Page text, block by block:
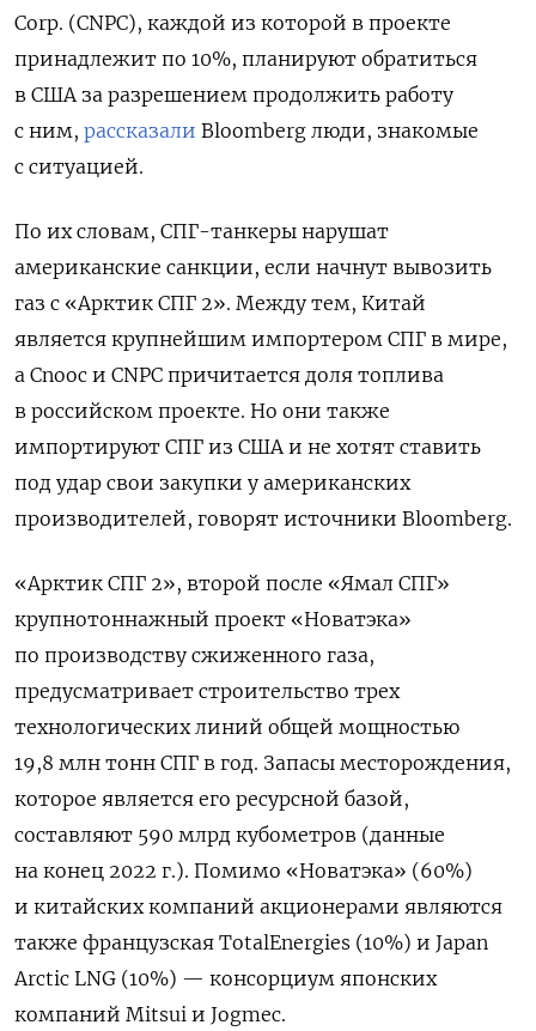
Corp. (CNPC), каждой из которой в проекте
принадлежит по 10%, планируют обратиться
в США за разрешением продолжить работу
с ним, рассказали Bloomberg люди, знакомые
с ситуацией.
По их словам, СПГ-танкеры нарушат
американские санкции, если начнут вывозить
газ с «Арктик СПГ 2». Между тем, Китай
является крупнейшим импортером СПГ в мире,
а Cnooc и CNPC причитается доля топлива
в российском проекте. Но они также
импортируют СПГ из США и не хотят ставить
под удар свои закупки у американских
производителей, говорят источники Bloomberg.
«Арктик СПГ 2», второй после «Ямал СПГ»
крупнотоннажный проект «Новатэка»
по производству сжиженного газа,
предусматривает строительство трех
технологических линий общей мощностью
19,8 млн тонн СПГ в год. Запасы месторождения,
которое является его ресурсной базой,
составляют 590 млрд кубометров (данные
на конец 2022 г.). Помимо «Новатэка» (60%)
и китайских компаний акционерами являются
также французская TotalEnergies (10%) и Japan
Arctic LNG (10%) — консорциум японских
компаний Mitsui и Jogmec.